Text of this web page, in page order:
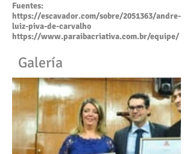
Fuentes:
https://escavador.com/sobre/2051363/andre-
luiz-piva-de-carvalho
https://www.paraibacriativa.com.br/equipe/
Galería